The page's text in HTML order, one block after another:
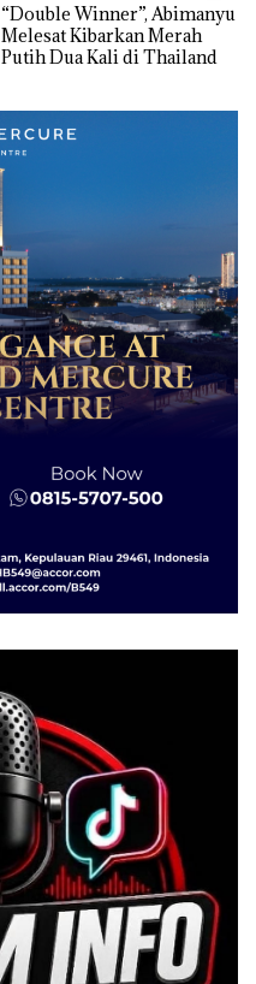
“Double Winner”, Abimanyu
Melesat Kibarkan Merah
Putih Dua Kali di Thailand